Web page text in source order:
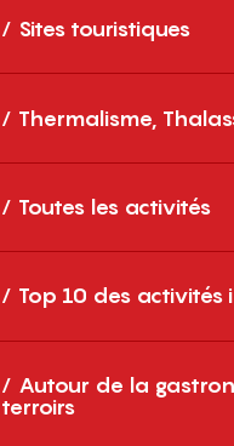
Sites touristiques
Thermalisme,
Toutes les activités
Top 10 des activités
Autour de la
terroirs
Cedex